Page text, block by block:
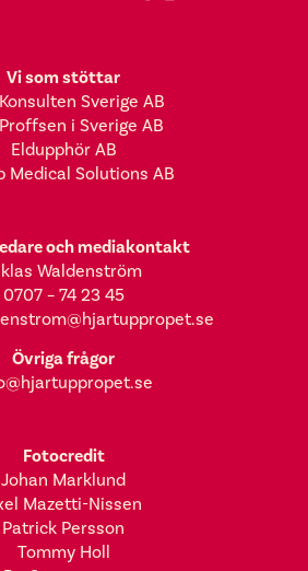
Vi som stöttar
Sverige AB
i Sverige AB
Eldupphör AB
Medical Solutions AB
och mediakontakt
Waldenström
0707 – 74 23 45
Övriga frågor
Fotocredit
Johan Marklund
Mazetti-Nissen
Patrick Persson
Tommy Holl